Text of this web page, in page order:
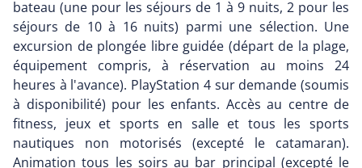
bateau (une pour les séjours de 1 à 9 nuits, 2 pour les
séjours de 10 à 16 nuits) parmi une sélection. Une
excursion de plongée libre guidée (départ de la plage,
équipement compris, à réservation au moins 24
heures à l'avance). PlayStation 4 sur demande (soumis
à disponibilité) pour les enfants. Accès au centre de
fitness, jeux et sports en salle et tous les sports
nautiques non motorisés (excepté le catamaran).
Animation tous les soirs au bar principal (excepté le